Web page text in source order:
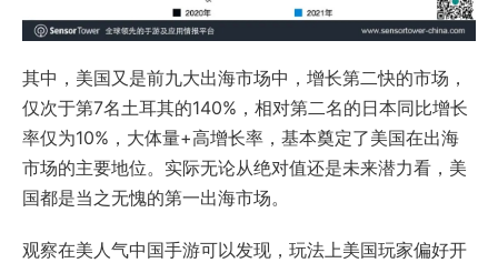
其中，美国又是前九大出海市场中，增长第二快的市场，
仅次于第7名土耳其的140%，相对第二名的日本同比增长
率仅为10%，大体量+高增长率，基本奠定了美国在出海
市场的主要地位。实际无论从绝对值还是未来潜力看，美
国都是当之无愧的第一出海市场。
观察在美人气中国手游可以发现，玩法上美国玩家偏好开